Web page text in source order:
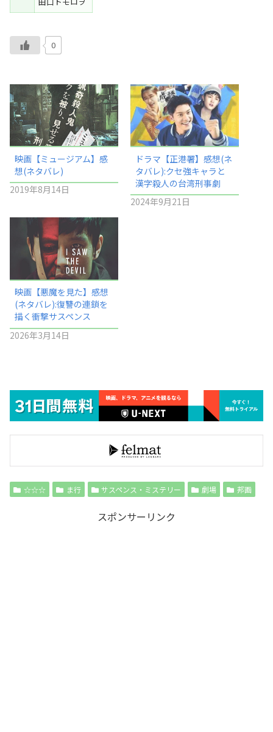
0
映画【ミュージアム】感
想(ネタバレ)
2019年8月14日
ドラマ【正港署】感想(ネ
タバレ):クセ強キャラと
漢字殺人の台湾刑事劇
2024年9月21日
映画【悪魔を見た】感想
(ネタバレ):復讐の連鎖を
描く衝撃サスペンス
2026年3月14日
☆☆☆ ま行 サスペンス・ミステリー 劇場 邦画
スポンサーリンク